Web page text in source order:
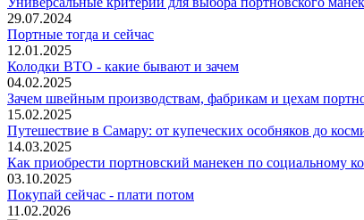
29.07.2024
Портные тогда и сейчас
12.01.2025
Колодки ВТО - какие бывают и зачем
04.02.2025
Зачем швейным производствам, фабрикам и цехам
15.02.2025
Путешествие в Самару: от купеческих особняков до
14.03.2025
Как приобрести портновский манекен по социальному
03.10.2025
Покупай сейчас - плати потом
11.02.2026